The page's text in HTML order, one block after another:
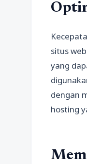
situs
yang
dengan
hosting